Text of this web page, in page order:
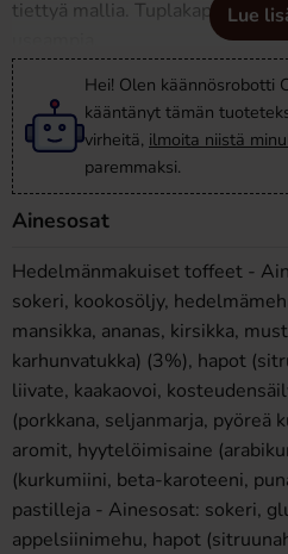
tiettyä mallia. Tuplakappaleita
Lue
Hei! Olen käännösrobotti
kääntänyt tämän
virheitä, ilmoita niistä
paremmaksi.
Ainesosat
Hedelmänmakuiset toffeet -
sokeri, kookosöljy,
mansikka, ananas, kirsikka,
karhunvatukka) (3%), hapot
liivate, kaakaovoi,
(porkkana, seljanmarja, pyöreä
aromit, hyytelöimisaine
(kurkumiini, beta-karoteeni,
pastilleja - Ainesosat: sokeri,
appelsiinimehu, hapot